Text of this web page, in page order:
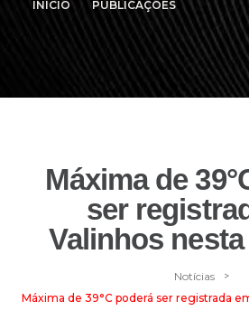
INÍCIO PUBLICAÇÕES
Máxima de
ser
Valinhos
Notícias >
Máxima de 39°C poderá ser registrada